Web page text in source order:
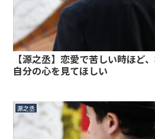
【源之丞】恋愛で苦しい時ほど
自分の心を見てほしい
源之丞